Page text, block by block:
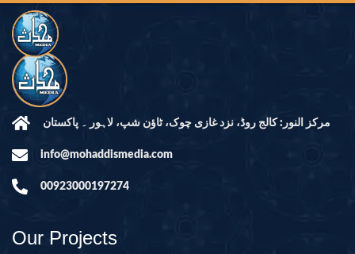
مرکز النور: کالج روڈ، نزد غازی چوک، ٹاؤن شپ، لاہور ۔ پاکستان
info@mohaddismedia.com
00923000197274
Our Projects